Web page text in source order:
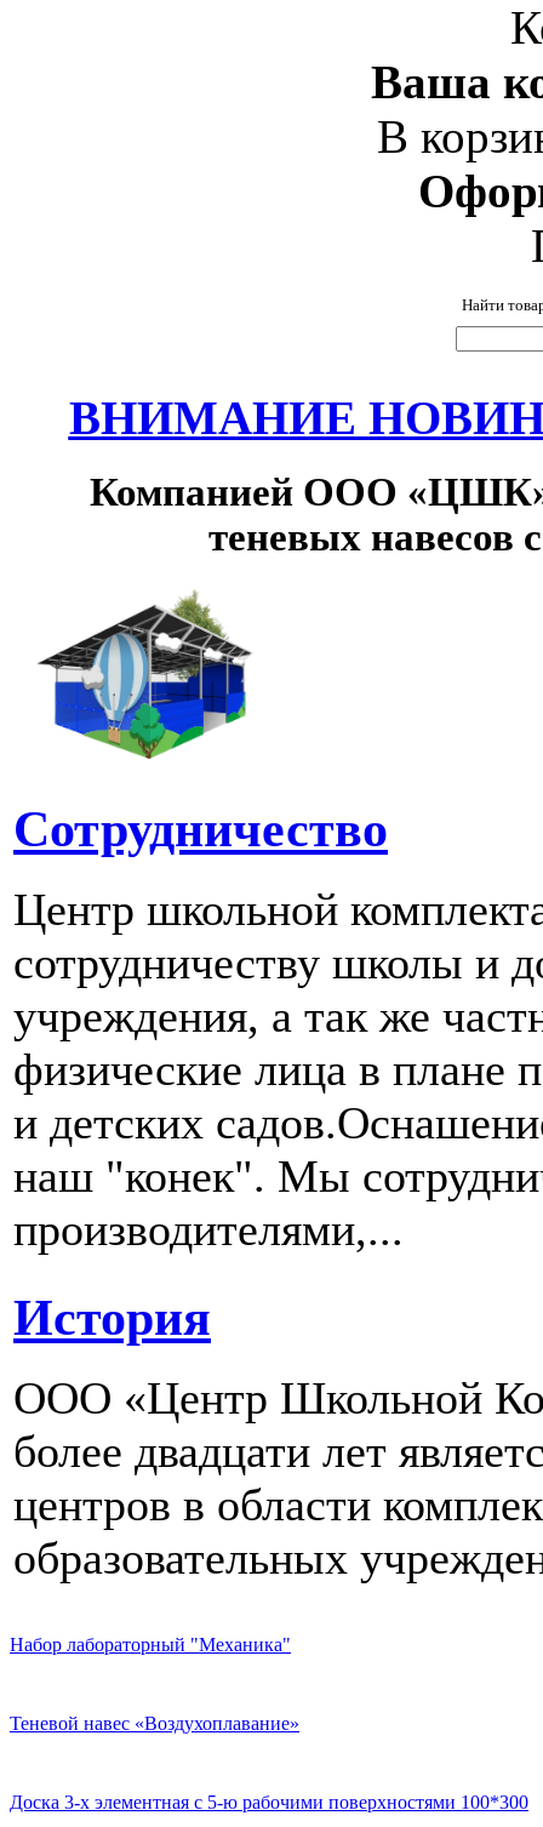
Ваша
В
Найти
ВНИМАНИЕ
Компанией ООО «ЦШК»
теневых навесов
Сотрудничество
Центр школьной
сотрудничеству школы и
учреждения, а так же
физические лица в плане
и детских
наш "конек". Мы
производителями,...
История
ООО «Центр Школьной
более двадцати лет
центров в области
образовательных
Набор лабораторный "Механика"
Теневой навес «Воздухоплавание»
Доска 3-х элементная с 5-ю рабочими поверхностями 100*300